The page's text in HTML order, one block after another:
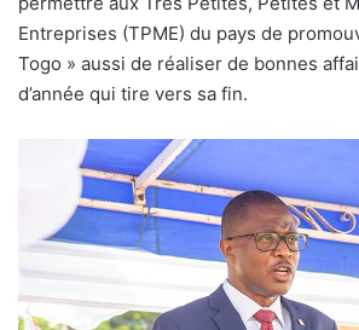
Entreprises (TPME) du pays de
Togo » aussi de réaliser de bonnes
d’année qui tire vers sa fin.